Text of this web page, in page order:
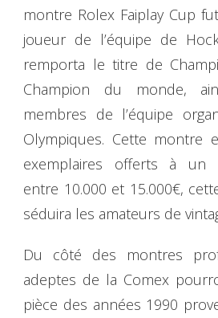
montre Rolex Faiplay Cup
joueur de l’équipe de
remporta le titre de
Champion du monde,
membres de l’équipe
Olympiques. Cette montre
exemplaires offerts à un
entre 10.000 et 15.000€,
séduira les amateurs de
Du côté des montres
adeptes de la Comex
pièce des années 1990